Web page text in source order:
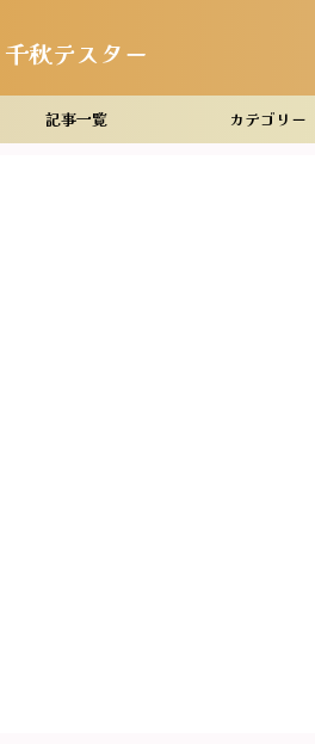
千秋テスター
記事一覧 カテゴリー